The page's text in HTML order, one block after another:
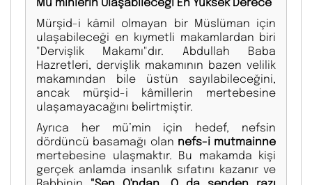
Mürşid-i kâmil olmayan bir Müslüman için
ulaşabileceği en kıymetli makamlardan biri
"Dervişlik Makamı"dır. Abdullah Baba
Hazretleri, dervişlik makamının bazen velilik
makamından bile üstün sayılabileceğini,
ancak mürşid-i kâmillerin mertebesine
ulaşamayacağını belirtmiştir.
Ayrıca her mü’min için hedef, nefsin
dördüncü basamağı olan nefs-i mutmainne
mertebesine ulaşmaktır. Bu makamda kişi
gerçek anlamda insanlık sıfatını kazanır ve